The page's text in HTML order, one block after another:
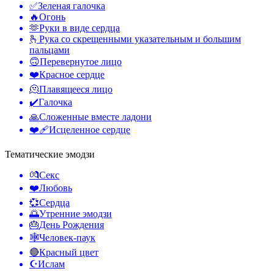
✅Зеленая галочка
🔥Огонь
🫶Руки в виде сердца
🫰 Рука со скрещенными указательным и большим
пальцами
🙃Перевернутое лицо
❤️Красное сердце
🫠Плавящееся лицо
✔️Галочка
🙏Сложенные вместе ладони
❤️‍🩹Исцеленное сердце
Тематические эмодзи
💏Секс
❤️Любовь
💞Сердца
🌅Утренние эмодзи
🎂День Рождения
🕸️Человек-паук
🔴Красный цвет
☪️Ислам